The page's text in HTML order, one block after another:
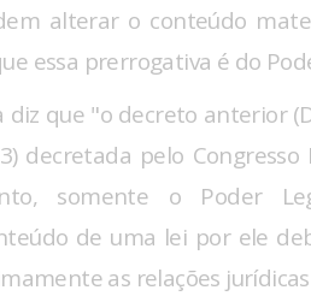
alterar o conteúdo
essa prerrogativa é do
diz que "o decreto anterior
decretada pelo
somente o Poder
de uma lei por ele
as relações